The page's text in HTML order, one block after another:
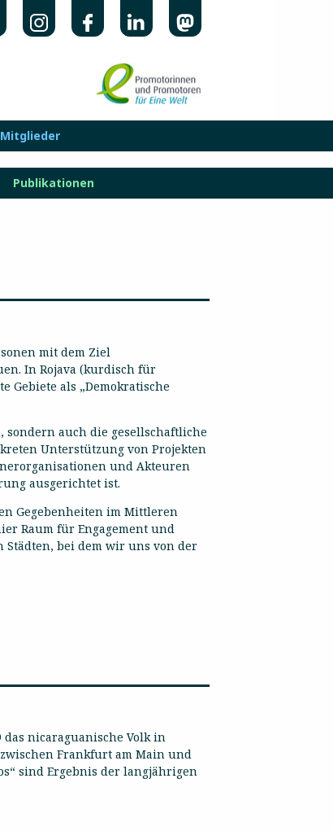
Mitglieder
Publikationen
mit dem Ziel
In Rojava (kurdisch für
Gebiete als „Demokratische
auch die gesellschaftliche
Unterstützung von Projekten
und Akteuren
ausgerichtet ist.
Gegebenheiten im Mittleren
Raum für Engagement und
bei dem wir uns von der
nicaraguanische Volk in
Frankfurt am Main und
sind Ergebnis der langjährigen